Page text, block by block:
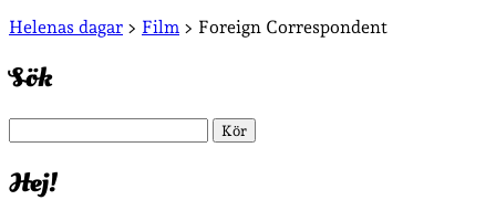
Sidopanel
Helenas dagar > Film > Foreign Correspondent
Sök
Hej!